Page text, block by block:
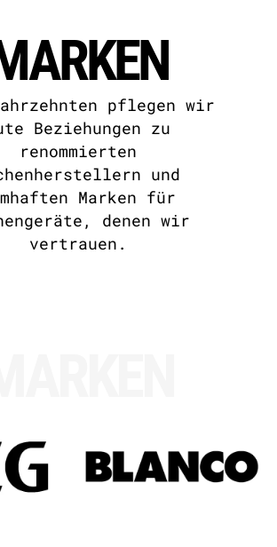
pflegen wir
Beziehungen zu
renommierten
und
Marken für
denen wir
vertrauen.